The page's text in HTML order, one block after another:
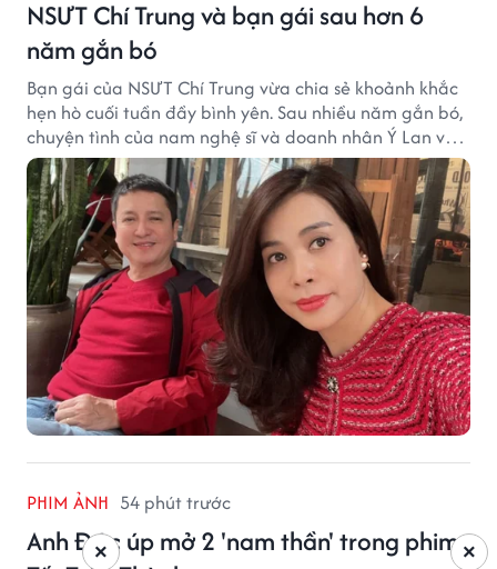
NSƯT Chí Trung và bạn gái sau hơn 6
năm gắn bó
Bạn gái của NSƯT Chí Trung vừa chia sẻ khoảnh khắc
hẹn hò cuối tuần đầy bình yên. Sau nhiều năm gắn bó,
chuyện tình của nam nghệ sĩ và doanh nhân Ý Lan vẫn
nhận được sự quan tâm từ công chúng.
PHIM ẢNH 54 phút trước
Anh Đức úp mở 2 'nam thần' trong phim×
×